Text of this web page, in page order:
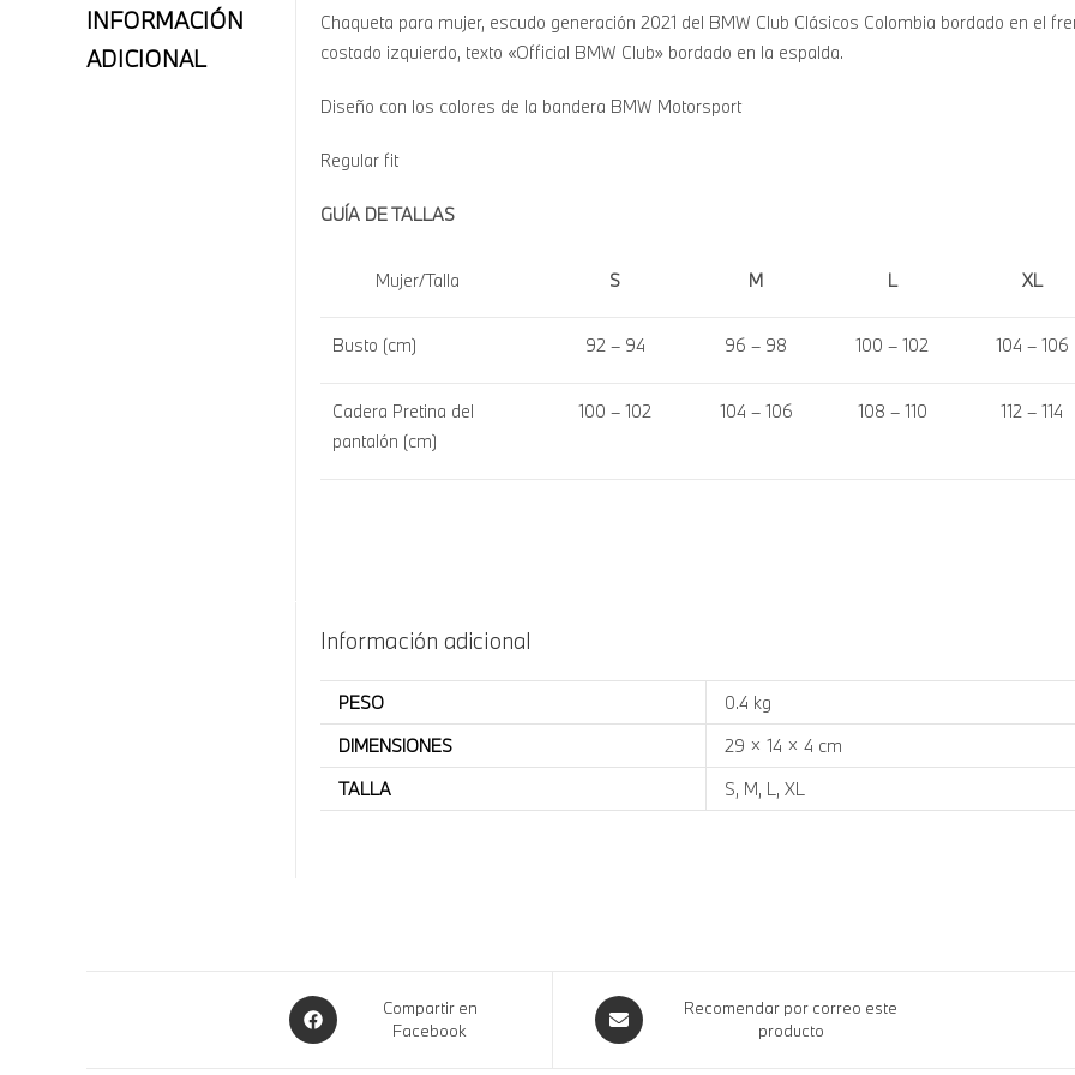
INFORMACIÓN
ADICIONAL
Chaqueta para mujer, escudo generación 2021 del BMW Club Clásicos Colombia bordado en el
costado izquierdo, texto «Official BMW Club» bordado en la espalda.
Diseño con los colores de la bandera BMW Motorsport
Regular fit
GUÍA DE TALLAS
Mujer/Talla S M L XL
Busto (cm) 92 – 94 96 – 98 100 – 102 104 – 106
Cadera Pretina del
pantalón (cm)
100 – 102 104 – 106 108 – 110 112 – 114
Información adicional
PESO
0.4 kg
DIMENSIONES
29 × 14 × 4 cm
TALLA
S, M, L, XL
Compartir en
Facebook
Recomendar por correo este
producto